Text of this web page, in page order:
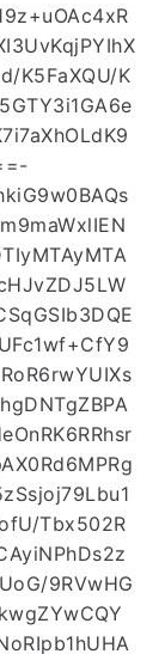
K5FaXQU/K
Tbx502R
9RVwHG